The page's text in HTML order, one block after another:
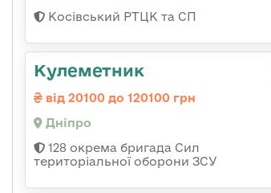
Косівський РТЦК та СП
Кулеметник
від 20100 до 120100 грн
Дніпро
128 окрема бригада Сил
територіальної оборони ЗСУ